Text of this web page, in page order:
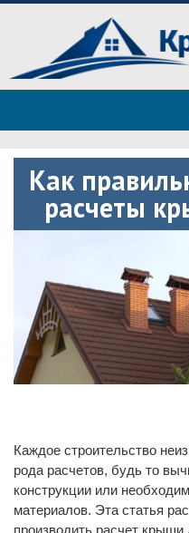
Roof tops —
советы
Полезные советы при
Как
расчеты
Каждое строительство
рода расчетов, будь то
конструкции или
материалов. Эта статья